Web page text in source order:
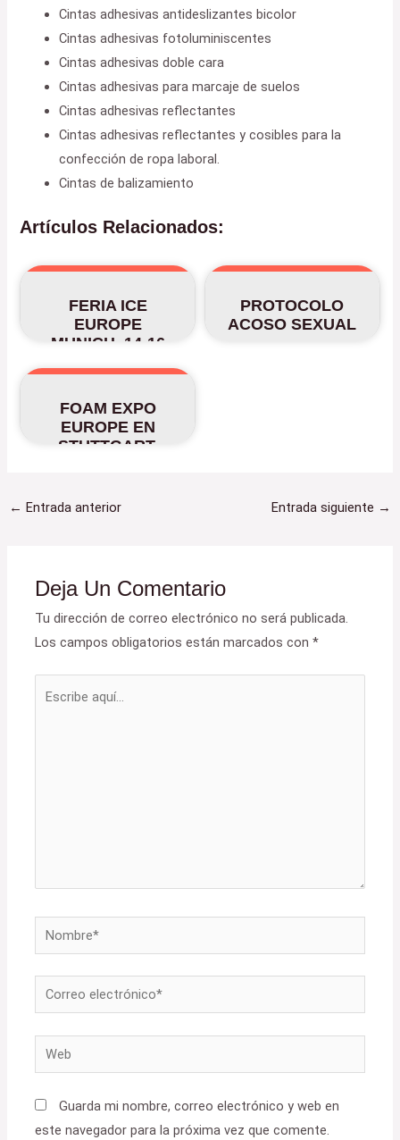
Cintas adhesivas antideslizantes bicolor
Cintas adhesivas fotoluminiscentes
Cintas adhesivas doble cara
Cintas adhesivas para marcaje de suelos
Cintas adhesivas reflectantes
Cintas adhesivas reflectantes y cosibles para la
confección de ropa laboral.
Cintas de balizamiento
Artículos Relacionados:
FERIA ICE
EUROPE
MUNICH, 14-16
PROTOCOLO
ACOSO SEXUAL
FOAM EXPO
EUROPE EN
STUTTGART,
2022
← Entrada anterior Entrada siguiente →
Deja Un Comentario
Tu dirección de correo electrónico no será publicada.
Los campos obligatorios están marcados con*
Nombre*
Correo
electrónico*
Web
Guarda mi nombre, correo electrónico y web en
este navegador para la próxima vez que comente.